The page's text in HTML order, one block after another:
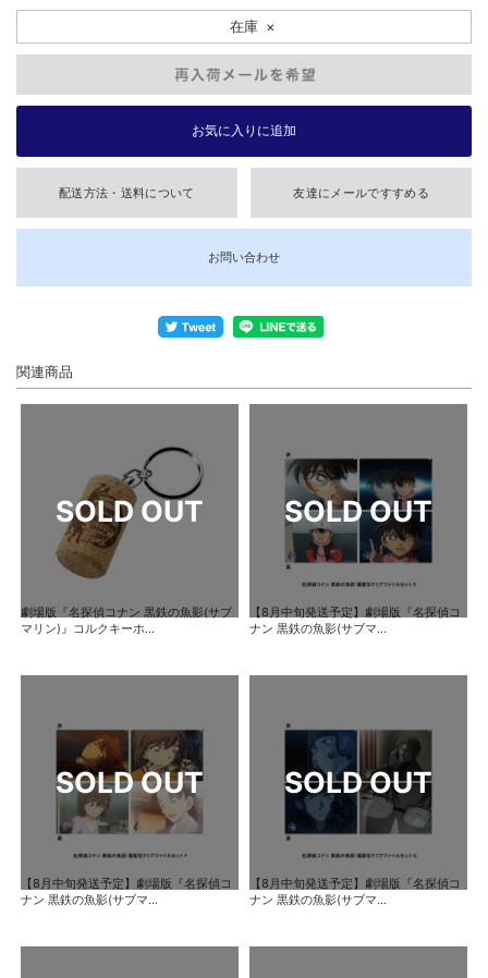
在庫 ×
配送方法・送料について 友達にメールですすめる
お問い合わせ
関連商品
劇場版『名探偵コナン 黒鉄の魚影(サブ
マリン)』コルクキーホ...
【8月中旬発送予定】劇場版『名探偵コ
ナン 黒鉄の魚影(サブマ...
【8月中旬発送予定】劇場版『名探偵コ
ナン 黒鉄の魚影(サブマ...
【8月中旬発送予定】劇場版『名探偵コ
ナン 黒鉄の魚影(サブマ...